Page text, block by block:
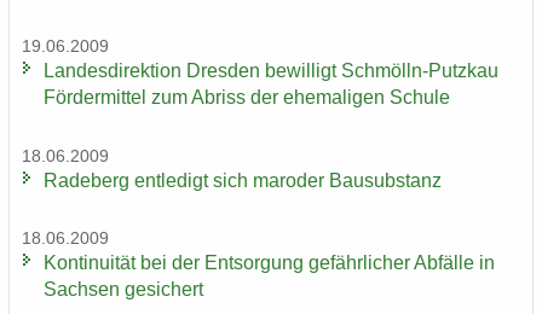
19.06.2009
Lan­des­di­rek­ti­on Dres­den be­wil­ligt Schmölln-​Putzkau
För­der­mit­tel zum Ab­riss der ehe­ma­li­gen Schu­le
18.06.2009
Ra­de­berg ent­le­digt sich ma­ro­der Bau­sub­stanz
18.06.2009
Kon­ti­nui­tät bei der Ent­sor­gung ge­fähr­li­cher Ab­fäl­le in
Sach­sen ge­si­chert